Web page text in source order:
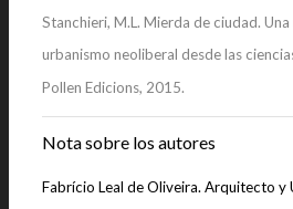
Stanchieri, M.L. Mierda de ciudad.
urbanismo neoliberal desde las
Pollen Edicions, 2015.
Nota sobre los autores
Fabrício Leal de Oliveira. Arquitecto y